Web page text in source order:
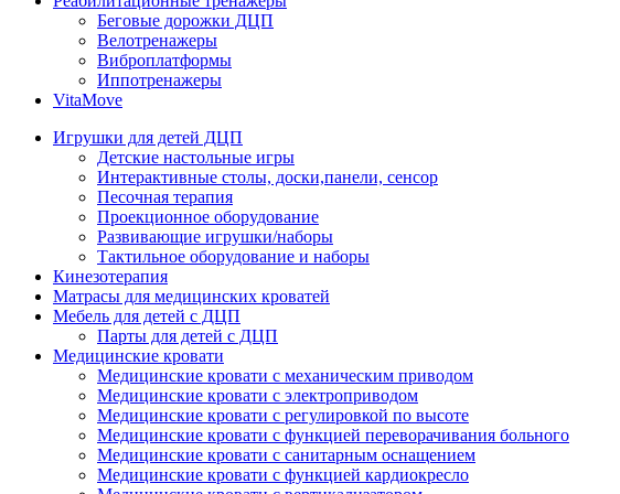
Беговые дорожки ДЦП
Велотренажеры
Виброплатформы
Иппотренажеры
VitaMove
Игрушки для детей ДЦП
Детские настольные игры
Интерактивные столы, доски,панели, сенсор
Песочная терапия
Проекционное оборудование
Развивающие игрушки/наборы
Тактильное оборудование и наборы
Кинезотерапия
Матрасы для медицинских кроватей
Мебель для детей с ДЦП
Парты для детей с ДЦП
Медицинские кровати
Медицинские кровати с механическим приводом
Медицинские кровати с электроприводом
Медицинские кровати с регулировкой по высоте
Медицинские кровати с функцией переворачивания больного
Медицинские кровати с санитарным оснащением
Медицинские кровати с функцией кардиокресло